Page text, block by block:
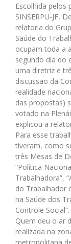
Escolhida pelos
SINSERPU-JF,
relatoria do
Saúde do
ocupam toda a
segundo dia do
uma diretriz e
discussão da
realidade
das propostas)
votado na
explicou a
Para esse
tiveram, como
três Mesas de
“Política
Trabalhadora”,
do Trabalhador
na Saúde dos
Controle Social”.
Quem deu o ar
realizada na
metropolitana